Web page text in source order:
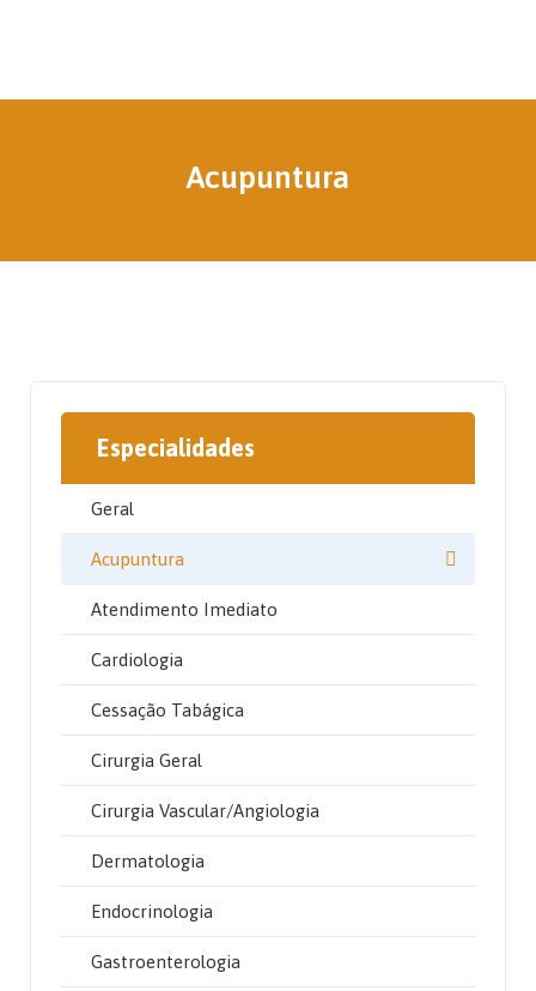
Acupuntura
Especialidades
Geral
Acupuntura
Atendimento Imediato
Cardiologia
Cessação Tabágica
Cirurgia Geral
Cirurgia Vascular/Angiologia
Dermatologia
Endocrinologia
Gastroenterologia